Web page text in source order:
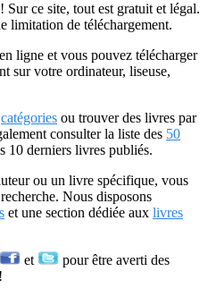
ce site, tout est gratuit et légal.
limitation de téléchargement.
ligne et vous pouvez télécharger
sur votre ordinateur, liseuse,
catégories ou trouver des livres par
consulter la liste des 50
10 derniers livres publiés.
ou un livre spécifique, vous
Nous disposons
et une section dédiée aux livres
et
pour être averti des